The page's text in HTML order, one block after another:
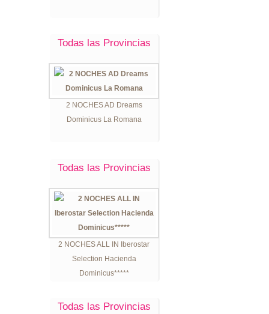
Todas las Provincias
2 NOCHES AD Dreams
Dominicus La Romana
Todas las Provincias
2 NOCHES ALL IN Iberostar
Selection Hacienda
Dominicus*****
Todas las Provincias